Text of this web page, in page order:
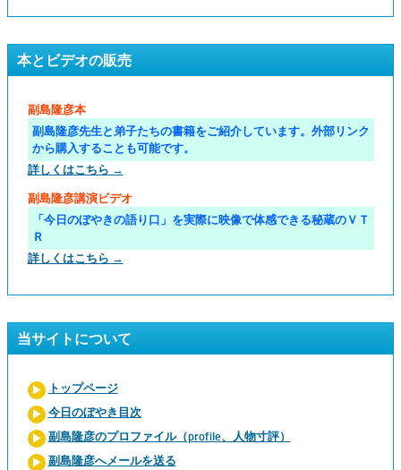
本とビデオの販売
副島隆彦本
副島隆彦先生と弟子たちの書籍をご紹介しています。外部リンク
から購入することも可能です。
詳しくはこちら →
副島隆彦講演ビデオ
「今日のぼやきの語り口」を実際に映像で体感できる秘蔵のＶＴ
Ｒ
詳しくはこちら →
当サイトについて
トップページ
今日のぼやき目次
副島隆彦のプロファイル（profile、人物寸評）
副島隆彦へメールを送る